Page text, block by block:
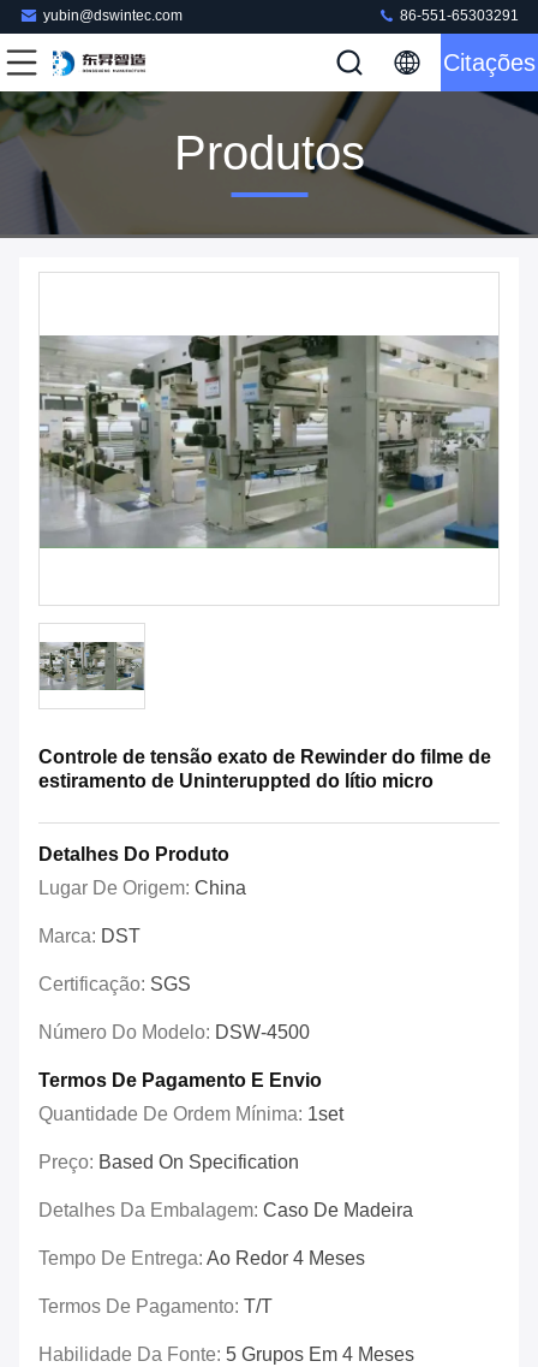
yubin@dswintec.com 86-551-65303291
Citações
Produtos
Controle de tensão exato de Rewinder do filme de
estiramento de Uninteruppted do lítio micro
Detalhes Do Produto
Lugar De Origem: China
Marca: DST
Certificação: SGS
Número Do Modelo: DSW-4500
Termos De Pagamento E Envio
Quantidade De Ordem Mínima: 1set
Preço: Based On Specification
Detalhes Da Embalagem: Caso De Madeira
Tempo De Entrega: Ao Redor 4 Meses
Termos De Pagamento: T/T
Habilidade Da Fonte: 5 Grupos Em 4 Meses